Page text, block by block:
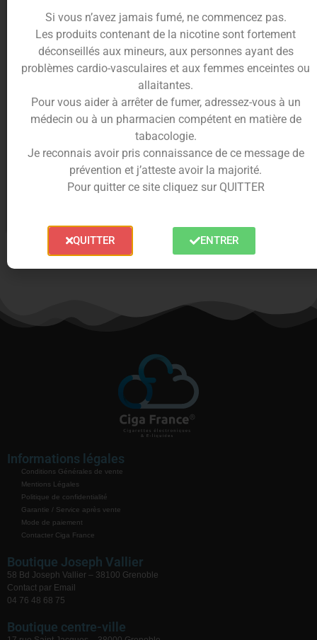
Cartouche Vibe SE x2 –
À partir de3.90€
Informations légales
Conditions Générales de vente
Mentions Légales
Politique de confidentialité
Garantie / Service après vente
Mode de paiement
Contacter Ciga France
Boutique Joseph Vallier
58 Bd Joseph Vallier – 38100 Grenoble
Contact par Email
04 76 48 68 75
Boutique centre-ville
Si vous n’avez jamais fumé, ne commencez pas.
Les produits contenant de la nicotine sont fortement
déconseillés aux mineurs, aux personnes ayant des
problèmes cardio-vasculaires et aux femmes enceintes ou
allaitantes.
Pour vous aider à arrêter de fumer, adressez-vous à un
médecin ou à un pharmacien compétent en matière de
tabacologie.
Je reconnais avoir pris connaissance de ce message de
prévention et j’atteste avoir la majorité.
Pour quitter ce site cliquez sur QUITTER
QUITTER ENTRER